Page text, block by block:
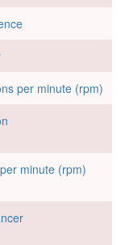
per minute (rpm)
minute (rpm)